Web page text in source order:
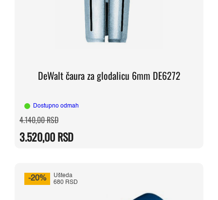
DeWalt čaura za glodalicu 6mm DE6272
Dostupno odmah
4.140,00RSDOriginalna
cena
bila:
4.140,00 RSD.
3.520,00RSD
Trenutna
cena
3.520,00 RSD.
-20%
Ušteda
680 RSD